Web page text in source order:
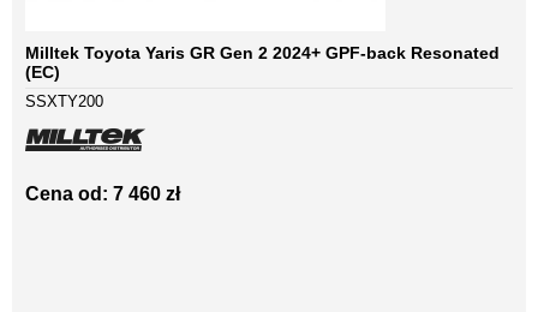
Milltek Toyota Yaris GR Gen 2 2024+ GPF-back Resonated
(EC)
SSXTY200
Cena od: 7 460 zł